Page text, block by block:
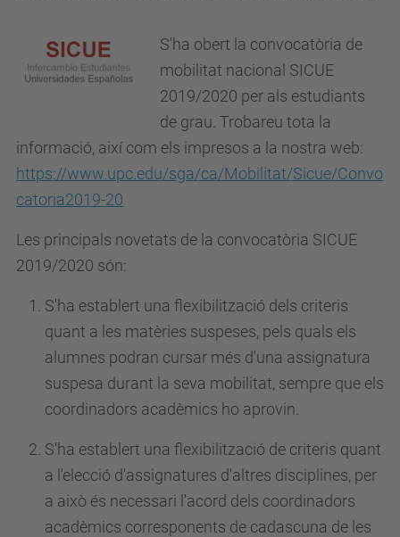
S'ha obert la convocatòria de
mobilitat nacional SICUE
2019/2020 per als estudiants
de grau. Trobareu tota la
informació, així com els impresos a la nostra web:
https://www.upc.edu/sga/ca/Mobilitat/Sicue/Convo
catoria2019-20
Les principals novetats de la convocatòria SICUE
2019/2020 són:
S'ha establert una flexibilització dels criteris
quant a les matèries suspeses, pels quals els
alumnes podran cursar més d'una assignatura
suspesa durant la seva mobilitat, sempre que els
coordinadors acadèmics ho aprovin.
S'ha establert una flexibilització de criteris quant
a l'elecció d'assignatures d'altres disciplines, per
a això és necessari l'acord dels coordinadors
acadèmics corresponents de cadascuna de les